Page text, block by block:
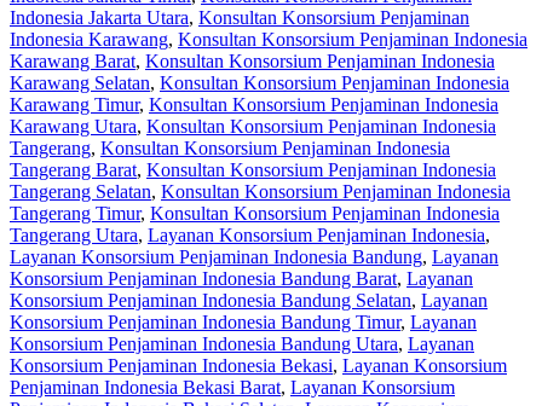
Indonesia Jakarta Utara, Konsultan Konsorsium Penjaminan
Indonesia Karawang, Konsultan Konsorsium Penjaminan Indonesia
Karawang Barat, Konsultan Konsorsium Penjaminan Indonesia
Karawang Selatan, Konsultan Konsorsium Penjaminan Indonesia
Karawang Timur, Konsultan Konsorsium Penjaminan Indonesia
Karawang Utara, Konsultan Konsorsium Penjaminan Indonesia
Tangerang, Konsultan Konsorsium Penjaminan Indonesia
Tangerang Barat, Konsultan Konsorsium Penjaminan Indonesia
Tangerang Selatan, Konsultan Konsorsium Penjaminan Indonesia
Tangerang Timur, Konsultan Konsorsium Penjaminan Indonesia
Tangerang Utara, Layanan Konsorsium Penjaminan Indonesia,
Layanan Konsorsium Penjaminan Indonesia Bandung, Layanan
Konsorsium Penjaminan Indonesia Bandung Barat, Layanan
Konsorsium Penjaminan Indonesia Bandung Selatan, Layanan
Konsorsium Penjaminan Indonesia Bandung Timur, Layanan
Konsorsium Penjaminan Indonesia Bandung Utara, Layanan
Konsorsium Penjaminan Indonesia Bekasi, Layanan Konsorsium
Penjaminan Indonesia Bekasi Barat, Layanan Konsorsium